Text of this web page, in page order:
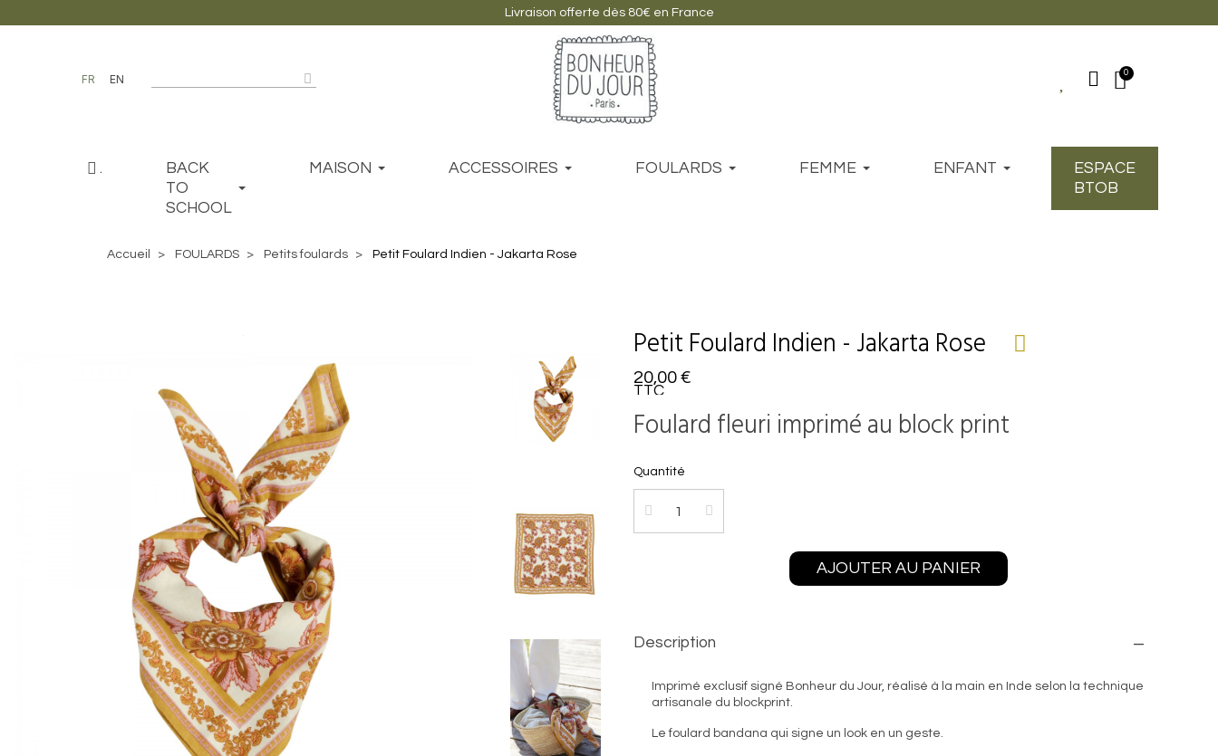
Livraison offerte dès 80€ en France
FR EN
.
BACK
TO
SCHOOL
MAISON ACCESSOIRES FOULARDS FEMME ENFANT
ESPACE
BTOB
Accueil FOULARDS Petits foulards Petit Foulard Indien - Jakarta Rose
Petit Foulard Indien - Jakarta Rose
20,00 €
TTC
Foulard fleuri imprimé au block print
Quantité
AJOUTER AU PANIER
Description
Imprimé exclusif signé Bonheur du Jour, réalisé à la main en Inde selon la technique
artisanale du blockprint.
Le foulard bandana qui signe un look en un geste.